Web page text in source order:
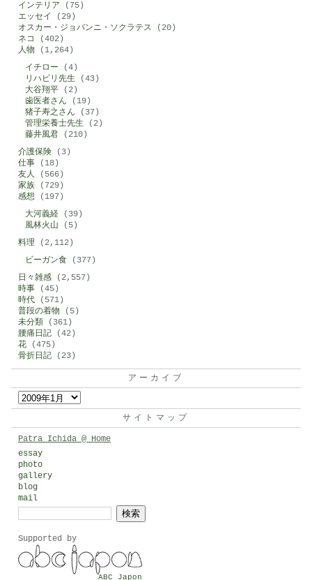
インテリア (75)
エッセイ
(29)
オスカー・ジョバンニ・ソクラテス (20)
ネコ
(402)
人物 (1,264)
イチロー (4)
リハビリ先生 (43)
大谷翔平 (2)
歯医者さん (19)
猪子寿之さん (37)
管理栄養士先生 (2)
藤井風君 (210)
介護保険 (3)
仕事 (18)
友人 (566)
家族 (729)
感想 (197)
大河義経 (39)
風林火山 (5)
料理 (2,112)
ビーガン食 (377)
日々雑感 (2,557)
時事 (45)
時代 (571)
普段の着物 (5)
未分類 (361)
腰痛日記 (42)
花 (475)
骨折日記 (23)
アーカイブ
イ
サイトマップ
Patra Ichida @ Home
essay
photo
gallery
blog
mail
Supported by
ABC Japon